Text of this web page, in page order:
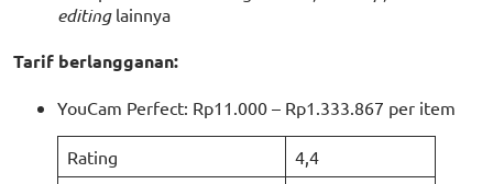
editing lainnya
Tarif berlangganan:
YouCam Perfect: Rp11.000 – Rp1.333.867 per item
Rating
4,4